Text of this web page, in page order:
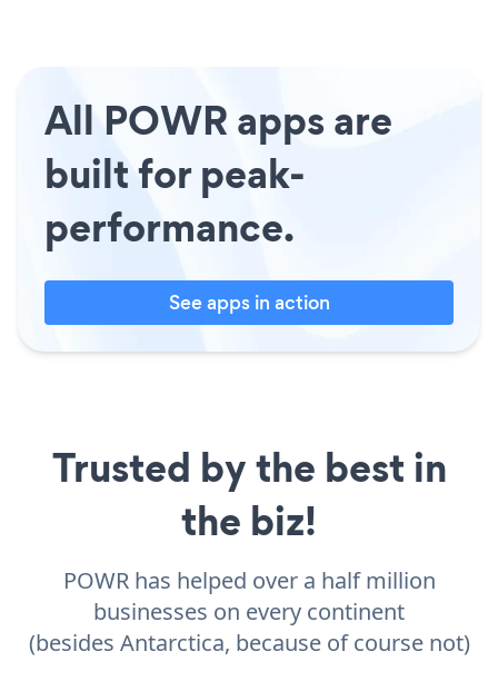
All POWR apps are
built for peak-
performance.
See apps in action
Trusted by the best in
the biz!
POWR has helped over a half million
businesses on every continent
(besides Antarctica, because of course not)